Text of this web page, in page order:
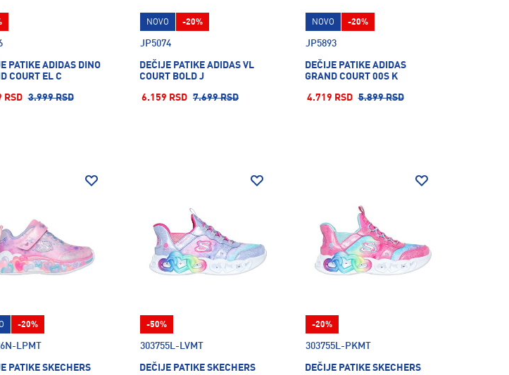
PATIKE ADIDAS DINO
COURT EL C
RSD 3.999 RSD
JP5074
DEČIJE PATIKE ADIDAS VL
COURT BOLD J
6.159 RSD 7.699 RSD
NOVO -20%
JP5893
DEČIJE PATIKE ADIDAS
GRAND COURT 00S K
4.719 RSD 5.899 RSD
NOVO -20%
LPMT
PATIKE SKECHERS
-20%
303755L-LVMT
DEČIJE PATIKE SKECHERS
-50%
303755L-PKMT
DEČIJE PATIKE SKECHERS
-20%